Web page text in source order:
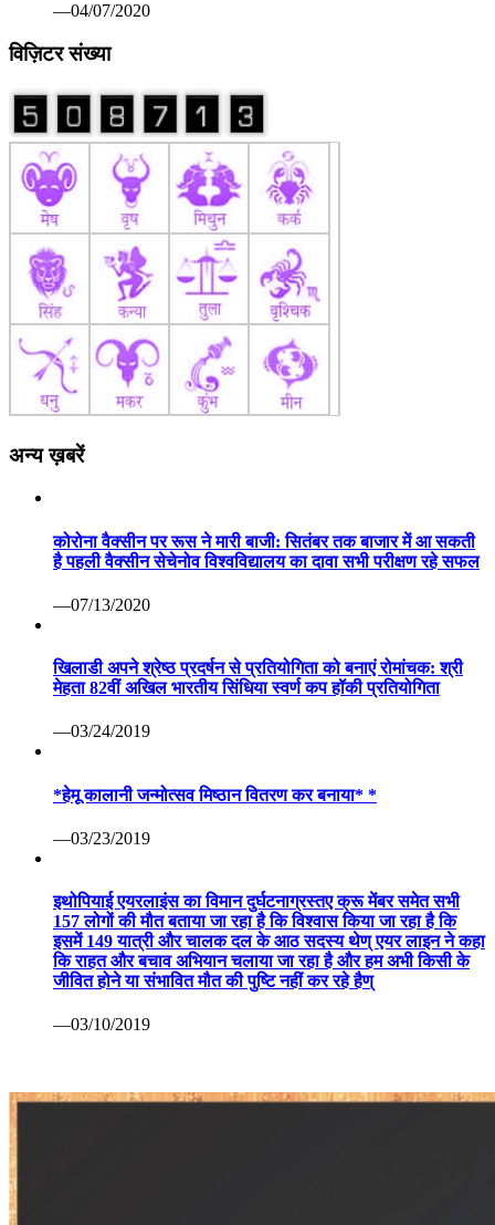
—04/07/2020
विज़िटर संख्या
अन्य ख़बरें
कोरोना वैक्सीन पर रूस ने मारी बाजी: सितंबर तक बाजार में आ सकती
है पहली वैक्सीन सेचेनोव विश्वविद्यालय का दावा सभी परीक्षण रहे सफल
—07/13/2020
खिलाडी अपने श्रेष्ठ प्रदर्षन से प्रतियोगिता को बनाएं रोमांचक: श्री
मेहता 82वीं अखिल भारतीय सिंधिया स्वर्ण कप हॉकी प्रतियोगिता
—03/24/2019
*हेमू कालानी जन्मोत्सव मिष्ठान वितरण कर बनाया* *
—03/23/2019
इथोपियाई एयरलाइंस का विमान दुर्घटनाग्रस्तए क्रू मेंबर समेत सभी
157 लोगों की मौत बताया जा रहा है कि विश्वास किया जा रहा है कि
इसमें 149 यात्री और चालक दल के आठ सदस्य थेण् एयर लाइन ने कहा
कि राहत और बचाव अभियान चलाया जा रहा है और हम अभी किसी के
जीवित होने या संभावित मौत की पुष्टि नहीं कर रहे हैण्
—03/10/2019